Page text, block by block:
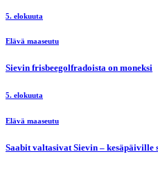
5. elokuuta
Elävä maaseutu
Sievin frisbeegolfradoista on moneksi
5. elokuuta
Elävä maaseutu
Saabit valtasivat Sievin –